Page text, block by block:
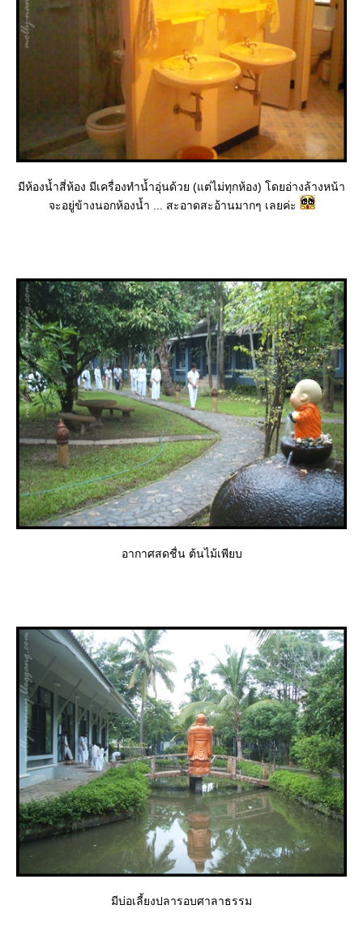
มีห้องน้ำสี่ห้อง มีเครื่องทำน้ำอุ่นด้วย (แต่ไม่ทุกห้อง) โดยอ่างล้างหน้า
จะอยู่ข้างนอกห้องน้ำ ... สะอาดสะอ้านมากๆ เลยค่ะ
อากาศสดชื่น ต้นไม้เพียบ
มีบ่อเลี้ยงปลารอบศาลาธรรม